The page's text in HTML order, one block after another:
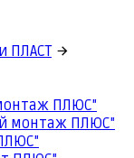
ПЛАСТ
ПЛЮС"
монтаж ПЛЮС"